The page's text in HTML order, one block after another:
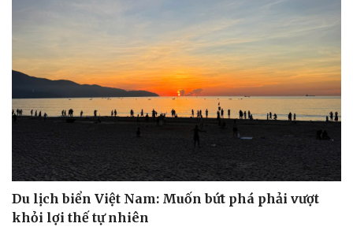
Du lịch biển Việt Nam: Muốn bứt phá phải vượt
khỏi lợi thế tự nhiên